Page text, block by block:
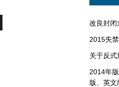
改良封闭
2015失
关于反
2014年
版、英